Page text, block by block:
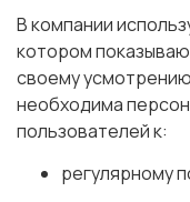
В компании
котором
своему
необходима
пользователей к:
регулярному